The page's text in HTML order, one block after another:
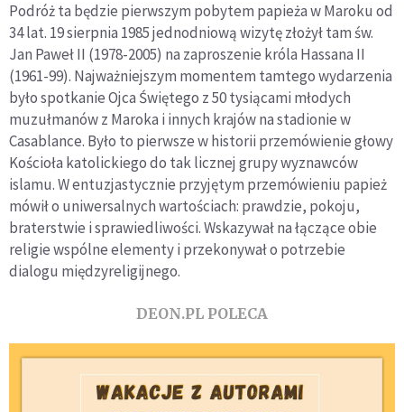
Podróż ta będzie pierwszym pobytem papieża w Maroku od
34 lat. 19 sierpnia 1985 jednodniową wizytę złożył tam św.
Jan Paweł II (1978-2005) na zaproszenie króla Hassana II
(1961-99). Najważniejszym momentem tamtego wydarzenia
było spotkanie Ojca Świętego z 50 tysiącami młodych
muzułmanów z Maroka i innych krajów na stadionie w
Casablance. Było to pierwsze w historii przemówienie głowy
Kościoła katolickiego do tak licznej grupy wyznawców
islamu. W entuzjastycznie przyjętym przemówieniu papież
mówił o uniwersalnych wartościach: prawdzie, pokoju,
braterstwie i sprawiedliwości. Wskazywał na łączące obie
religie wspólne elementy i przekonywał o potrzebie
dialogu międzyreligijnego.
DEON.PL POLECA